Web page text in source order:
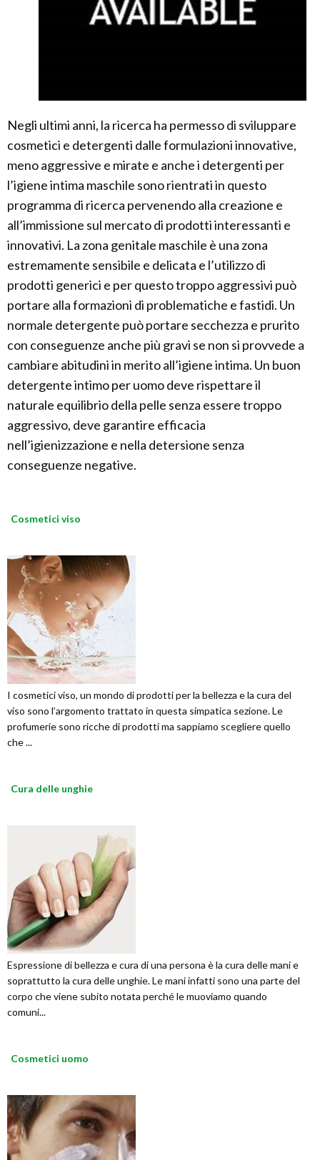
Negli ultimi anni, la ricerca ha permesso di sviluppare
cosmetici e detergenti dalle formulazioni innovative,
meno aggressive e mirate e anche i detergenti per
l’igiene intima maschile sono rientrati in questo
programma di ricerca pervenendo alla creazione e
all’immissione sul mercato di prodotti interessanti e
innovativi. La zona genitale maschile è una zona
estremamente sensibile e delicata e l’utilizzo di
prodotti generici e per questo troppo aggressivi può
portare alla formazioni di problematiche e fastidi. Un
normale detergente può portare secchezza e prurito
con conseguenze anche più gravi se non si provvede a
cambiare abitudini in merito all’igiene intima. Un buon
detergente intimo per uomo deve rispettare il
naturale equilibrio della pelle senza essere troppo
aggressivo, deve garantire efficacia
nell’igienizzazione e nella detersione senza
conseguenze negative.
Cosmetici viso
I cosmetici viso, un mondo di prodotti per la bellezza e la cura del
viso sono l’argomento trattato in questa simpatica sezione. Le
profumerie sono ricche di prodotti ma sappiamo scegliere quello
che ...
Cura delle unghie
Espressione di bellezza e cura di una persona è la cura delle mani e
soprattutto la cura delle unghie. Le mani infatti sono una parte del
corpo che viene subito notata perché le muoviamo quando
comuni...
Cosmetici uomo